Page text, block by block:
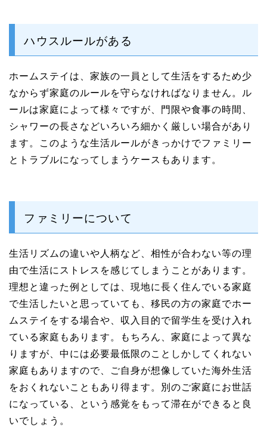
ハウスルールがある
ホームステイは、家族の一員として生活をするため少
なからず家庭のルールを守らなければなりません。ル
ールは家庭によって様々ですが、門限や食事の時間、
シャワーの長さなどいろいろ細かく厳しい場合があり
ます。このような生活ルールがきっかけでファミリー
とトラブルになってしまうケースもあります。
ファミリーについて
生活リズムの違いや人柄など、相性が合わない等の理
由で生活にストレスを感じてしまうことがあります。
理想と違った例としては、現地に長く住んでいる家庭
で生活したいと思っていても、移民の方の家庭でホー
ムステイをする場合や、収入目的で留学生を受け入れ
ている家庭もあります。もちろん、家庭によって異な
りますが、中には必要最低限のことしかしてくれない
家庭もありますので、ご自身が想像していた海外生活
をおくれないこともあり得ます。別のご家庭にお世話
になっている、という感覚をもって滞在ができると良
いでしょう。